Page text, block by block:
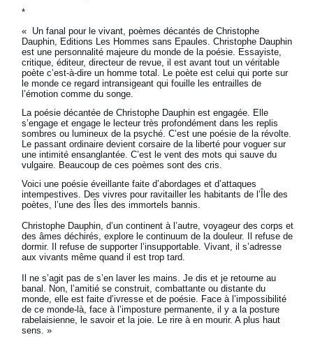
*
« Un fanal pour le vivant, poèmes décantés de Christophe
Dauphin, Editions Les Hommes sans Epaules. Christophe Dauphin
est une personnalité majeure du monde de la poésie. Essayiste,
critique, éditeur, directeur de revue, il est avant tout un véritable
poète c’est-à-dire un homme total. Le poète est celui qui porte sur
le monde ce regard intransigeant qui fouille les entrailles de
l’émotion comme du songe.
La poésie décantée de Christophe Dauphin est engagée. Elle
s’engage et engage le lecteur très profondément dans les replis
sombres ou lumineux de la psyché. C’est une poésie de la révolte.
Le passant ordinaire devient corsaire de la liberté pour voguer sur
une intimité ensanglantée. C’est le vent des mots qui sauve du
vulgaire. Beaucoup de ces poèmes sont des cris.
Voici une poésie éveillante faite d’abordages et d’attaques
intempestives. Des vivres pour ravitailler les habitants de l’Île des
poètes, l’une des Îles des immortels bannis.
Christophe Dauphin, d’un continent à l’autre, voyageur des corps et
des âmes déchirés, explore le continuum de la douleur. Il refuse de
dormir. Il refuse de supporter l’insupportable. Vivant, il s’adresse
aux vivants même quand il est trop tard.
Il ne s’agit pas de s’en laver les mains. Je dis et je retourne au
banal. Non, l’amitié se construit, combattante ou distante du
monde, elle est faite d’ivresse et de poésie. Face à l’impossibilité
de ce monde-là, face à l’imposture permanente, il y a la posture
rabelaisienne, le savoir et la joie. Le rire à en mourir. A plus haut
sens. »